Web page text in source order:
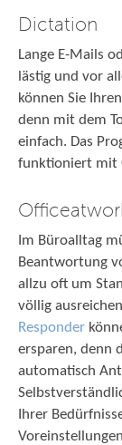
Dictation
Lange E-Mails
lästig und vor
können Sie
denn mit dem
einfach. Das
funktioniert mit
Im Büroalltag
Beantwortung
allzu oft um
völlig
Responder
ersparen, denn
automatisch
Ihrer